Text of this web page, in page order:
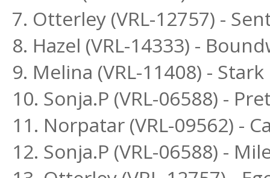
7. Otterley (VRL-12757) -
8. Hazel (VRL-14333) -
9. Melina (VRL-11408) -
10. Sonja.P (VRL-06588) -
11. Norpatar (VRL-09562) -
12. Sonja.P (VRL-06588) -